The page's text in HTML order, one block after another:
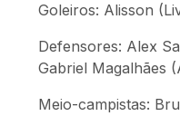
Goleiros: Alisson
Defensores: Alex
Gabriel Magalhães
Meio-campistas: